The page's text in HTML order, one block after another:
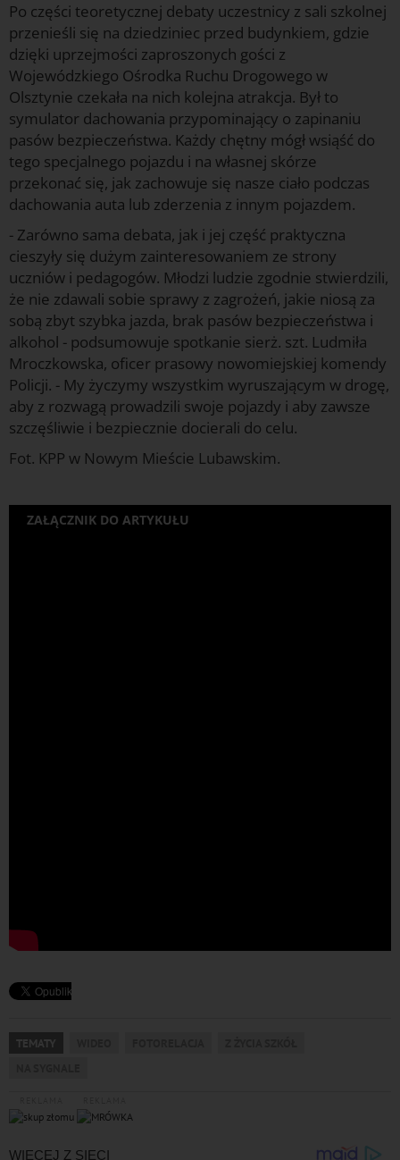
Po części teoretycznej debaty uczestnicy z sali szkolnej
przenieśli się na dziedziniec przed budynkiem, gdzie
dzięki uprzejmości zaproszonych gości z
Wojewódzkiego Ośrodka Ruchu Drogowego w
Olsztynie czekała na nich kolejna atrakcja. Był to
symulator dachowania przypominający o zapinaniu
pasów bezpieczeństwa. Każdy chętny mógł wsiąść do
tego specjalnego pojazdu i na własnej skórze
przekonać się, jak zachowuje się nasze ciało podczas
dachowania auta lub zderzenia z innym pojazdem.
- Zarówno sama debata, jak i jej część praktyczna
cieszyły się dużym zainteresowaniem ze strony
uczniów i pedagogów. Młodzi ludzie zgodnie stwierdzili,
że nie zdawali sobie sprawy z zagrożeń, jakie niosą za
sobą zbyt szybka jazda, brak pasów bezpieczeństwa i
alkohol - podsumowuje spotkanie sierż. szt. Ludmiła
Mroczkowska, oficer prasowy nowomiejskiej komendy
Policji. - My życzymy wszystkim wyruszającym w drogę,
aby z rozwagą prowadzili swoje pojazdy i aby zawsze
szczęśliwie i bezpiecznie docierali do celu.
Fot. KPP w Nowym Mieście Lubawskim.
ZAŁĄCZNIK DO ARTYKUŁU
TEMATY